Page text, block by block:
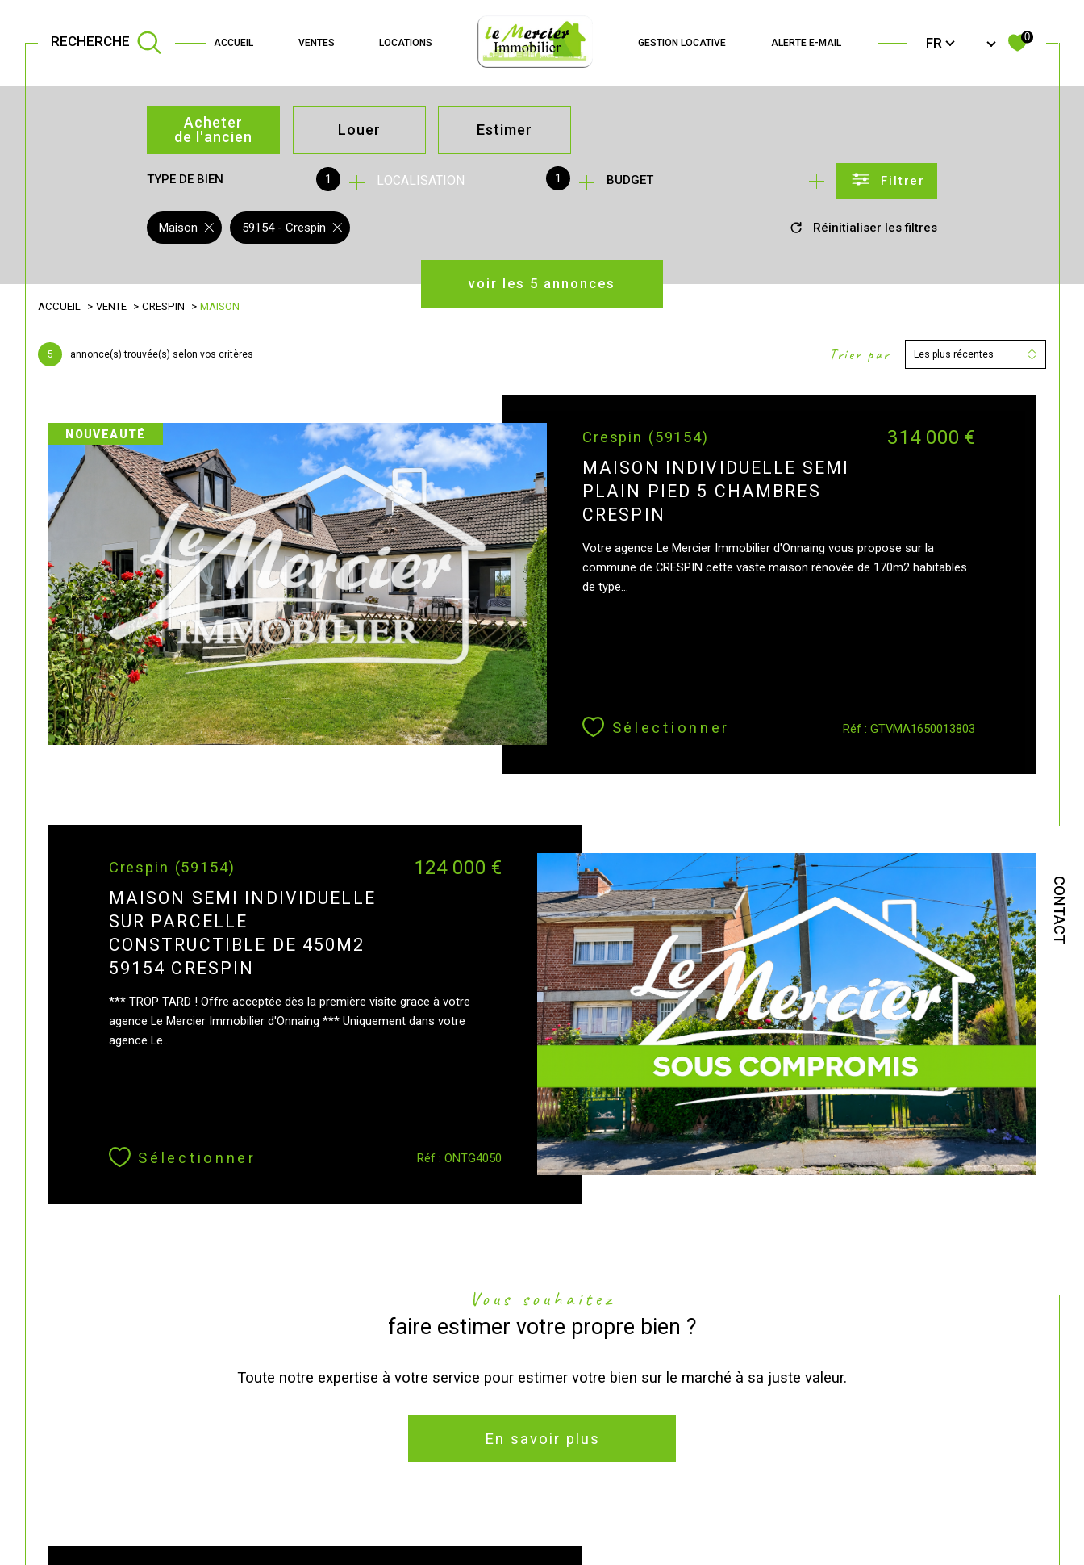
ACCUEIL VENTES LOCATIONS GESTION LOCATIVE ALERTE E-MAIL
RECHERCHE Langue
FR 0
CONTACT
Acheter
de l'ancien
de l'ancien
de l'immo pro
Louer
à l'année
de l'immo pro
Estimer
TYPE DE BIEN 1 1
LOCALISATION BUDGET filtrer
voir les 5 annonces
Maison 59154 - Crespin Réinitialiser les filtres
ACCUEIL VENTE CRESPIN MAISON
5 annonce(s) trouvée(s) selon vos critères Trier par Les plus récentes
Crespin (59154)
MAISON INDIVIDUELLE SEMI
PLAIN PIED 5 CHAMBRES
CRESPIN
314 000 €
Votre agence Le Mercier Immobilier d'Onnaing vous propose sur la
commune de CRESPIN cette vaste maison rénovée de 170m2 habitables
de type...
Sélectionner Réf : GTVMA1650013803
NOUVEAUTÉ
Crespin (59154)
MAISON SEMI INDIVIDUELLE
SUR PARCELLE
CONSTRUCTIBLE DE 450M2
59154 CRESPIN
124 000 €
*** TROP TARD ! Offre acceptée dès la première visite grace à votre
agence Le Mercier Immobilier d'Onnaing *** Uniquement dans votre
agence Le...
Sélectionner Réf : ONTG4050
Vous souhaitez
faire estimer votre propre bien ?
Toute notre expertise à votre service pour estimer votre bien sur le marché à sa juste valeur.
En savoir plus